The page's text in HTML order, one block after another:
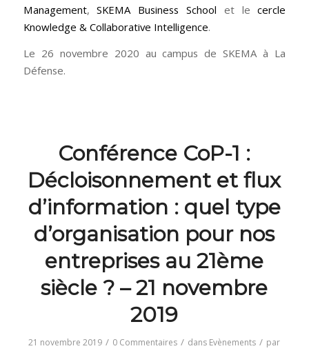
Management,SKEMA Business School et lecercle
Knowledge & Collaborative Intelligence.
Le 26 novembre 2020 au campus de SKEMA à La
Défense.
Conférence CoP-1 :
Décloisonnement et flux
d’information : quel type
d’organisation pour nos
entreprises au 21ème
siècle ? – 21 novembre
2019
21 novembre 2019 / 0 Commentaires / dans Evènements / par